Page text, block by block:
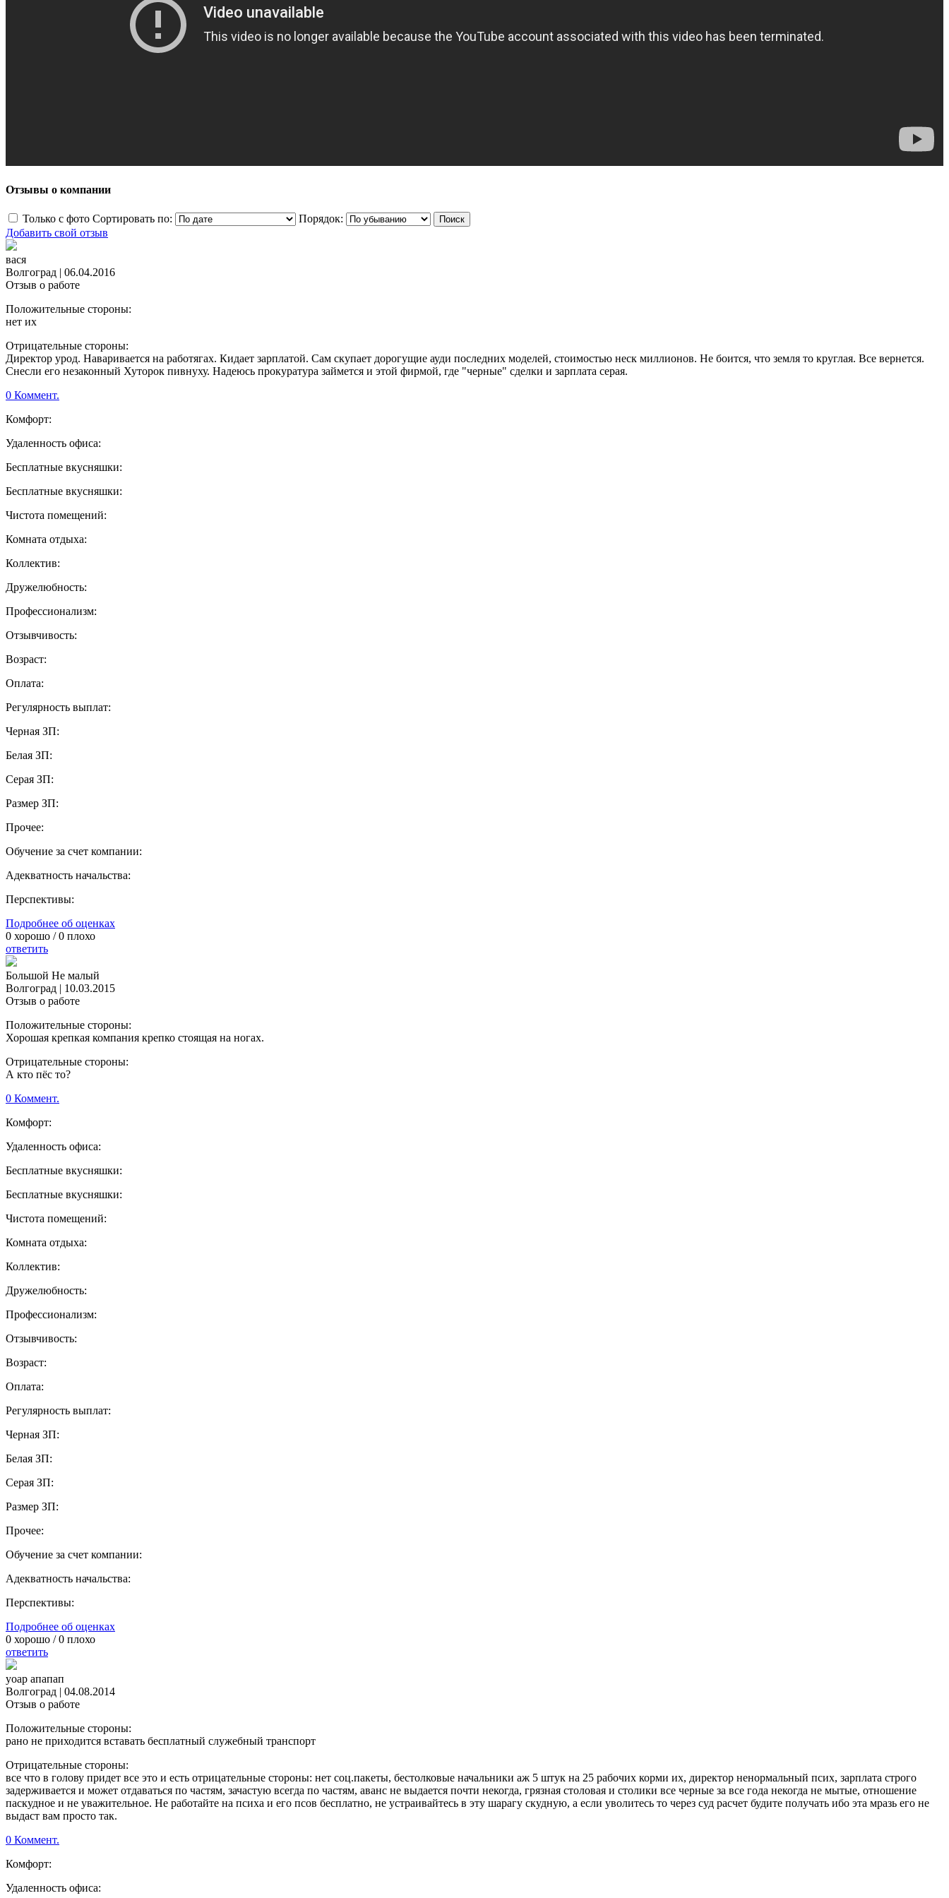
Отзывы о компании
Только с фото Сортировать по:
Порядок:
Добавить свой отзыв
вася
Волгоград | 06.04.2016
Отзыв о работе
Положительные стороны:
нет их
Отрицательные стороны:
Директор урод. Наваривается на работягах. Кидает зарплатой. Сам скупает дорогущие ауди последних моделей, стоимостью неск миллионов. Не боится, что земля то круглая. Все вернется.
Снесли его незаконный Хуторок пивнуху. Надеюсь прокуратура займется и этой фирмой, где "черные" сделки и зарплата серая.
0 Коммент.
Комфорт:
Удаленность офиса:
Бесплатные вкусняшки:
Бесплатные вкусняшки:
Чистота помещений:
Комната отдыха:
Коллектив:
Дружелюбность:
Профессионализм:
Отзывчивость:
Возраст:
Оплата:
Регулярность выплат:
Черная ЗП:
Белая ЗП:
Серая ЗП:
Размер ЗП:
Прочее:
Обучение за счет компании:
Адекватность начальства:
Перспективы:
Подробнее об оценках
0 хорошо /0 плохо
ответить
Большой Не малый
Волгоград | 10.03.2015
Отзыв о работе
Положительные стороны:
Хорошая крепкая компания крепко стоящая на ногах.
Отрицательные стороны:
А кто пёс то?
0 Коммент.
Комфорт:
Удаленность офиса:
Бесплатные вкусняшки:
Бесплатные вкусняшки:
Чистота помещений:
Комната отдыха:
Коллектив:
Дружелюбность:
Профессионализм:
Отзывчивость:
Возраст:
Оплата:
Регулярность выплат:
Черная ЗП:
Белая ЗП:
Серая ЗП:
Размер ЗП:
Прочее:
Обучение за счет компании:
Адекватность начальства:
Перспективы:
Подробнее об оценках
0 хорошо /0 плохо
ответить
уоар апапап
Волгоград | 04.08.2014
Отзыв о работе
Положительные стороны:
рано не приходится вставать бесплатный служебный транспорт
Отрицательные стороны:
все что в голову придет все это и есть отрицательные стороны: нет соц.пакеты, бестолковые начальники аж 5 штук на 25 рабочих корми их, директор ненормальный псих, зарплата строго
задерживается и может отдаваться по частям, зачастую всегда по частям, аванс не выдается почти некогда, грязная столовая и столики все черные за все года некогда не мытые, отношение
паскудное и не уважительное. Не работайте на психа и его псов бесплатно, не устраивайтесь в эту шарагу скудную, а если уволитесь то через суд расчет будите получать ибо эта мразь его не
выдаст вам просто так.
0 Коммент.
Комфорт:
Удаленность офиса: